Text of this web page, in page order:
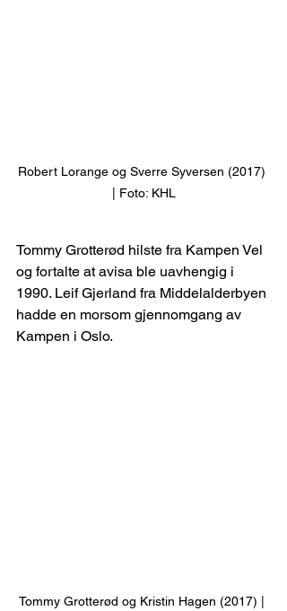
Robert Lorange og Sverre Syversen (2017)
| Foto: KHL
Tommy Grotterød hilste fra Kampen Vel
og fortalte at avisa ble uavhengig i
1990. Leif Gjerland fra Middelalderbyen
hadde en morsom gjennomgang av
Kampen i Oslo.
Tommy Grotterød og Kristin Hagen (2017) |